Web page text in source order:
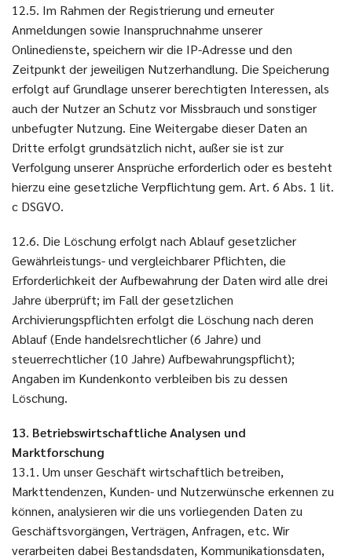
12.5. Im Rahmen der Registrierung und erneuter
Anmeldungen sowie Inanspruchnahme unserer
Onlinedienste, speichern wir die IP-Adresse und den
Zeitpunkt der jeweiligen Nutzerhandlung. Die Speicherung
erfolgt auf Grundlage unserer berechtigten Interessen, als
auch der Nutzer an Schutz vor Missbrauch und sonstiger
unbefugter Nutzung. Eine Weitergabe dieser Daten an
Dritte erfolgt grundsätzlich nicht, außer sie ist zur
Verfolgung unserer Ansprüche erforderlich oder es besteht
hierzu eine gesetzliche Verpflichtung gem. Art. 6 Abs. 1 lit.
c DSGVO.
12.6. Die Löschung erfolgt nach Ablauf gesetzlicher
Gewährleistungs- und vergleichbarer Pflichten, die
Erforderlichkeit der Aufbewahrung der Daten wird alle drei
Jahre überprüft; im Fall der gesetzlichen
Archivierungspflichten erfolgt die Löschung nach deren
Ablauf (Ende handelsrechtlicher (6 Jahre) und
steuerrechtlicher (10 Jahre) Aufbewahrungspflicht);
Angaben im Kundenkonto verbleiben bis zu dessen
Löschung.
13. Betriebswirtschaftliche Analysen und
Marktforschung
13.1. Um unser Geschäft wirtschaftlich betreiben,
Markttendenzen, Kunden- und Nutzerwünsche erkennen zu
können, analysieren wir die uns vorliegenden Daten zu
Geschäftsvorgängen, Verträgen, Anfragen, etc. Wir
verarbeiten dabei Bestandsdaten, Kommunikationsdaten,